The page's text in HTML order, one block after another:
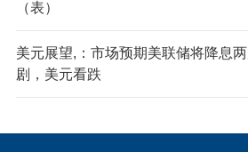
（表）
美元展望,：市场预期美联储将降息
剧，美元看跌